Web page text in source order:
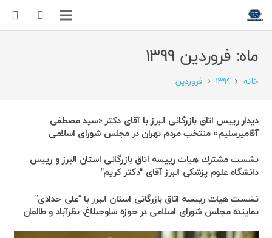
ماه: فروردین ۱۳۹۹
خانه ۱۳۹۹ فروردین
دیدار رییس اتاق بازرگانی البرز با آقای دکتر «سید مصطفی
آقامیرسلیم» منتخب مردم تهران در مجلس شورای اسلامی
نشست مشترك هیات رییسه اتاق بازرگانی استان البرز و رییس
دانشگاه علوم پزشكی البرز آقای “دکتر کریم”
نشست هیات رییسه اتاق بازرگانی استان البرز با “علی حدادی”
نماینده مجلس شورای اسلامی در حوزه ساوجبلاغ، نظرآباد و طالقان